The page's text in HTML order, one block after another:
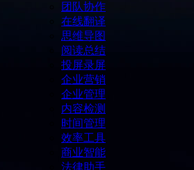
团队协作
在线翻译
思维导图
阅读总结
投屏录屏
企业营销
企业管理
内容检测
时间管理
效率工具
商业智能
法律助手